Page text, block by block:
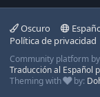
Oscuro
Política de privacidad
Community platform
Traducción al Español
Theming with
by: